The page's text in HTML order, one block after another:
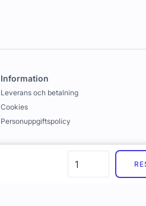
Information
Leverans och betalning
Cookies
Personuppgiftspolicy